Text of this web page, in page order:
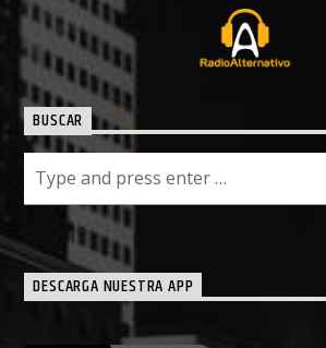
BUSCAR
DESCARGA NUESTRA APP